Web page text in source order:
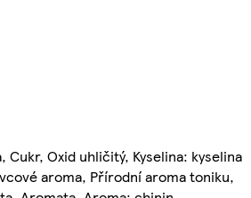
Oxid uhličitý, Kyselina: kyselina
aroma, Přírodní aroma toniku,